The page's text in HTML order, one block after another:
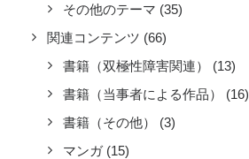
その他のテーマ (35)
関連コンテンツ (66)
書籍（双極性障害関連）
(13)
書籍（当事者による作品）
(16)
書籍（その他）
(3)
マンガ (15)